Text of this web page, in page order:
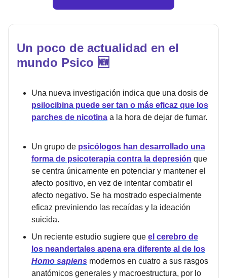
Un poco de actualidad en el
mundo Psico 🆕
Una nueva investigación indica que una dosis de
psilocibina puede ser tan o más eficaz que los
parches de nicotina a la hora de dejar de fumar.
Un grupo de psicólogos han desarrollado una
forma de psicoterapia contra la depresión que
se centra únicamente en potenciar y mantener el
afecto positivo, en vez de intentar combatir el
afecto negativo. Se ha mostrado especialmente
eficaz previniendo las recaídas y la ideación
suicida.
Un reciente estudio sugiere que el cerebro de
los neandertales apena era diferente al de los
Homo sapiens modernos en cuatro a sus rasgos
anatómicos generales y macroestructura, por lo